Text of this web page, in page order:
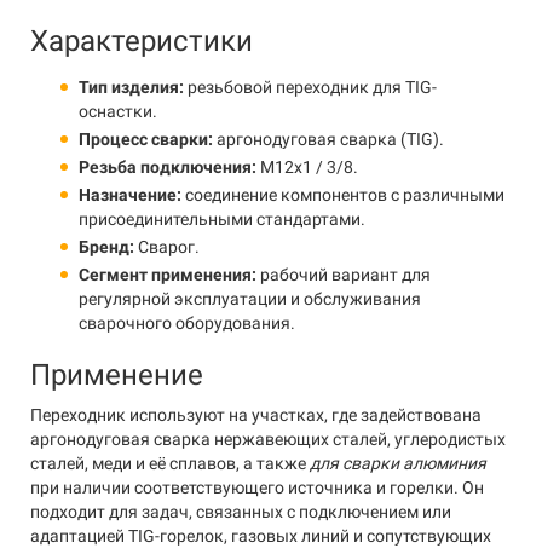
Характеристики
Тип изделия: резьбовой переходник для TIG-
оснастки.
Процесс сварки: аргонодуговая сварка (TIG).
Резьба подключения: М12х1 / 3/8.
Назначение: соединение компонентов с различными
присоединительными стандартами.
Бренд: Сварог.
Сегмент применения: рабочий вариант для
регулярной эксплуатации и обслуживания
сварочного оборудования.
Применение
Переходник используют на участках, где задействована
аргонодуговая сварка нержавеющих сталей, углеродистых
сталей, меди и её сплавов, а также для сварки алюминия
при наличии соответствующего источника и горелки. Он
подходит для задач, связанных с подключением или
адаптацией TIG-горелок, газовых линий и сопутствующих